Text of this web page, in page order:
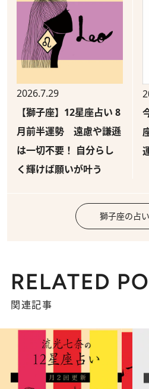
2026.7.29
【獅子座】12星座占い 8
月前半運勢 遠慮や謙遜
は一切不要！ 自分らし
く輝けば願いが叶う
獅子座の占
RELATED
関連記事